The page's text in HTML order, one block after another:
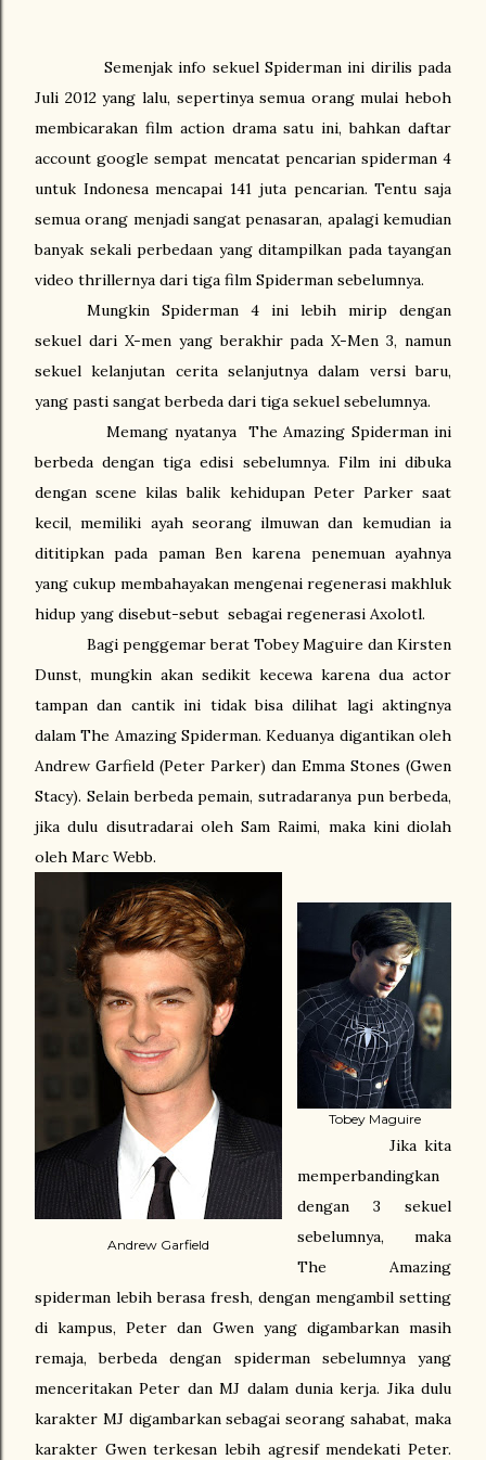
Semenjak info sekuel Spiderman ini dirilis pada
Juli 2012 yang lalu, sepertinya semua orang mulai heboh
membicarakan film action drama satu ini, bahkan daftar
account google sempat mencatat pencarian spiderman 4
untuk Indonesa mencapai 141 juta pencarian. Tentu saja
semua orang menjadi sangat penasaran, apalagi kemudian
banyak sekali perbedaan yang ditampilkan pada tayangan
video thrillernya dari tiga film Spiderman sebelumnya.
Mungkin Spiderman 4 ini lebih mirip dengan
sekuel dari X-men yang berakhir pada X-Men 3, namun
sekuel kelanjutan cerita selanjutnya dalam versi baru,
yang pasti sangat berbeda dari tiga sekuel sebelumnya.
Memang nyatanya
The Amazing Spiderman ini
berbeda dengan tiga edisi sebelumnya. Film ini dibuka
dengan scene kilas balik kehidupan Peter Parker saat
kecil, memiliki ayah seorang ilmuwan dan kemudian ia
dititipkan pada paman Ben karena penemuan ayahnya
yang cukup membahayakan mengenai regenerasi makhluk
hidup yang disebut-sebut sebagai regenerasi Axolotl.
Bagi penggemar berat Tobey Maguire dan Kirsten
Dunst, mungkin akan sedikit kecewa karena dua actor
tampan dan cantik ini tidak bisa dilihat lagi aktingnya
dalam The Amazing Spiderman. Keduanya digantikan oleh
Andrew Garfield (Peter Parker) dan Emma Stones (Gwen
Stacy). Selain berbeda pemain, sutradaranya pun berbeda,
jika dulu disutradarai oleh Sam Raimi, maka kini diolah
oleh Marc Webb.
Andrew Garfield
Tobey Maguire
Jika kita
memperbandingkan
dengan 3 sekuel
sebelumnya, maka
The Amazing
spiderman lebih berasa fresh, dengan mengambil setting
di kampus, Peter dan Gwen yang digambarkan masih
remaja, berbeda dengan spiderman sebelumnya yang
menceritakan Peter dan MJ dalam dunia kerja. Jika dulu
karakter MJ digambarkan sebagai seorang sahabat, maka
karakter Gwen terkesan lebih agresif mendekati Peter.